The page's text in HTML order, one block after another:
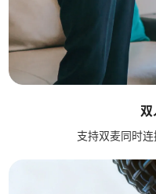
支持双麦同时